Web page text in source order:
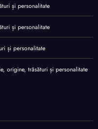
și personalitate
și personalitate
și personalitate
origine, trăsături și personalitate